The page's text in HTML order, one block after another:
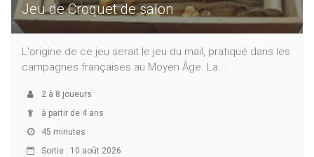
Jeu de Croquet de salon
L'origine de ce jeu serait le jeu du mail, pratiqué dans les
campagnes françaises au Moyen Âge. La...
2 à 8 joueurs
à partir de 4 ans
45 minutes
Sortie : 10 août 2026